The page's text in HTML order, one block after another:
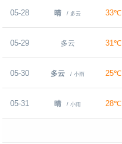
05-28 晴 / 多云 33℃
05-29 多云 31℃
05-30 多云 / 小雨 25℃
05-31 晴 / 小雨 28℃